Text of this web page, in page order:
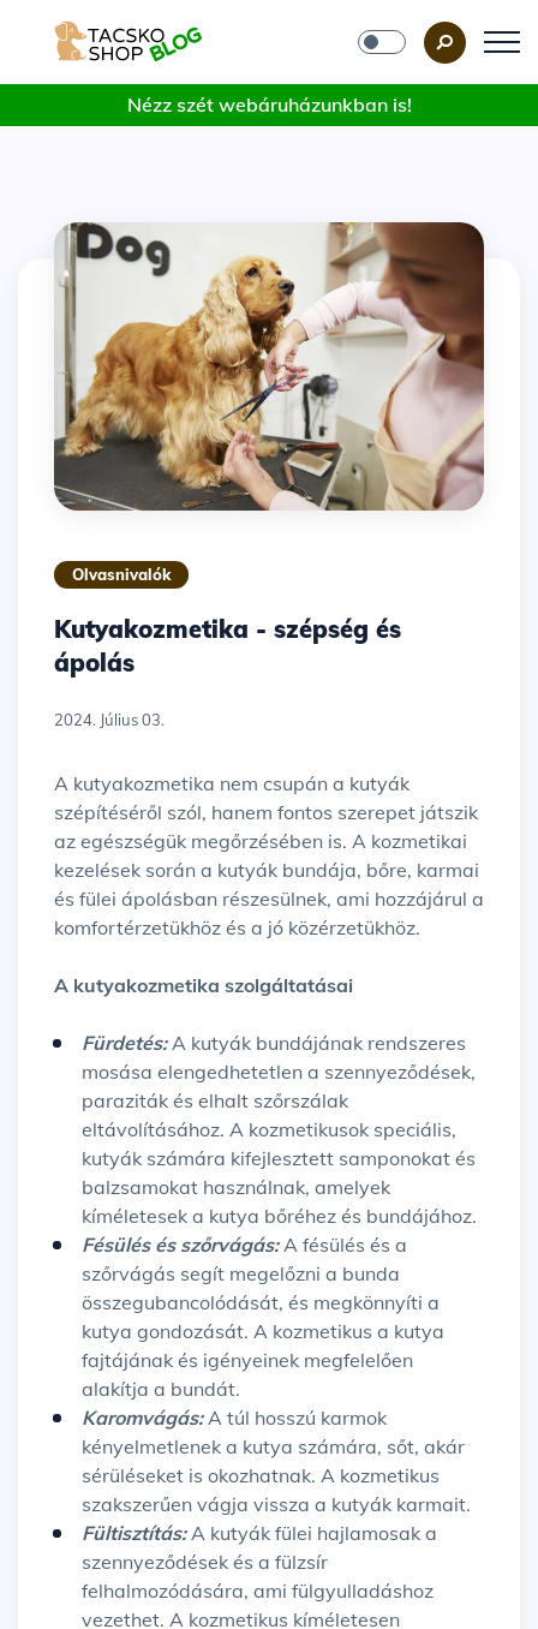
Nézz szét webáruházunkban is!
Olvasnivalók
Kutyakozmetika - szépség és
ápolás
2024. Július 03.
A kutyakozmetika nem csupán a kutyák
szépítéséről szól, hanem fontos szerepet játszik
az egészségük megőrzésében is. A kozmetikai
kezelések során a kutyák bundája, bőre, karmai
és fülei ápolásban részesülnek, ami hozzájárul a
komfortérzetükhöz és a jó közérzetükhöz.
A kutyakozmetika szolgáltatásai
Fürdetés:A kutyák bundájának rendszeres
mosása elengedhetetlen a szennyeződések,
paraziták és elhalt szőrszálak
eltávolításához. A kozmetikusok speciális,
kutyák számára kifejlesztett samponokat és
balzsamokat használnak, amelyek
kíméletesek a kutya bőréhez és bundájához.
Fésülés és szőrvágás:A fésülés és a
szőrvágás segít megelőzni a bunda
összegubancolódását, és megkönnyíti a
kutya gondozását. A kozmetikus a kutya
fajtájának és igényeinek megfelelően
alakítja a bundát.
Karomvágás:A túl hosszú karmok
kényelmetlenek a kutya számára, sőt, akár
sérüléseket is okozhatnak. A kozmetikus
szakszerűen vágja vissza a kutyák karmait.
Fültisztítás:A kutyák fülei hajlamosak a
szennyeződések és a fülzsír
felhalmozódására, ami fülgyulladáshoz
vezethet. A kozmetikus kíméletesen